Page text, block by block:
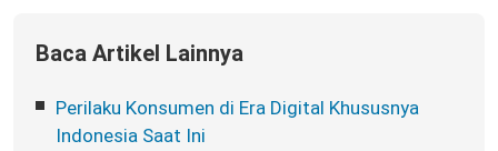
Baca Artikel Lainnya
Perilaku Konsumen di Era Digital Khususnya
Indonesia Saat Ini